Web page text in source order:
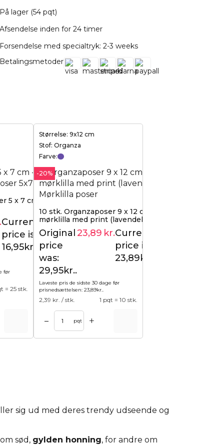
På lager (54 pqt)
Afsendelse inden for 24 timer
Forsendelse med specialtryk: 2-3 weeks
Betalingsmetoder
5 x 7 cm -
17,95 kr.
Current
price is:
16,95kr..
før
= 25 stk.
Størrelse: 9x12 cm
Stof: Organza
Farve:
-20%
10 stk. Organzaposer 9 x 12 cm -
mørklilla med print (lavendel) / 2
Original
price
was:
29,95kr..
23,89 kr.Current
price is:
23,89kr..
Laveste pris de sidste 30 dage før
prisnedsættelsen: 23,89kr.
2,39 kr. / stk. 1 pqt = 10 stk.
– pqt +
sig ud med deres trendy udseende og
sød, gylden honning, for andre om